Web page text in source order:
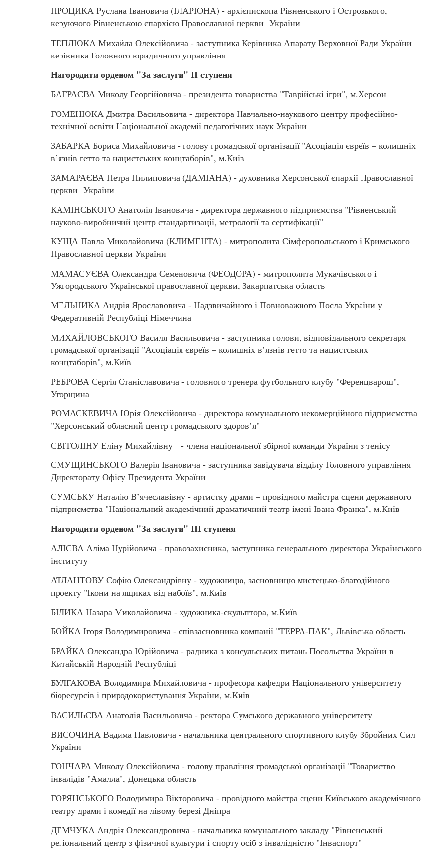
ПРОЦИКА Руслана Івановича (ІЛАРІОНА) - архієпископа Рівненського і Острозького,
керуючого Рівненською єпархією Православної церкви України
ТЕПЛЮКА Михайла Олексійовича - заступника Керівника Апарату Верховної Ради України –
керівника Головного юридичного управління
Нагородити орденом "За заслуги" ІІ ступеня
БАГРАЄВА Миколу Георгійовича - президента товариства "Таврійські ігри", м.Херсон
ГОМЕНЮКА Дмитра Васильовича - директора Навчально-наукового центру професійно-
технічної освіти Національної академії педагогічних наук України
ЗАБАРКА Бориса Михайловича - голову громадської організації "Асоціація євреїв – колишніх
в’язнів гетто та нацистських концтаборів", м.Київ
ЗАМАРАЄВА Петра Пилиповича (ДАМІАНА) - духовника Херсонської єпархії Православної
церкви України
КАМІНСЬКОГО Анатолія Івановича - директора державного підприємства "Рівненський
науково-виробничий центр стандартизації, метрології та сертифікації"
КУЩА Павла Миколайовича (КЛИМЕНТА) - митрополита Сімферопольського і Кримського
Православної церкви України
МАМАСУЄВА Олександра Семеновича (ФЕОДОРА) - митрополита Мукачівського і
Ужгородського Української православної церкви, Закарпатська область
МЕЛЬНИКА Андрія Ярославовича - Надзвичайного і Повноважного Посла України у
Федеративній Республіці Німеччина
МИХАЙЛОВСЬКОГО Василя Васильовича - заступника голови, відповідального секретаря
громадської організації "Асоціація євреїв – колишніх в’язнів гетто та нацистських
концтаборів", м.Київ
РЕБРОВА Сергія Станіславовича - головного тренера футбольного клубу "Ференцварош",
Угорщина
РОМАСКЕВИЧА Юрія Олексійовича - директора комунального некомерційного підприємства
"Херсонський обласний центр громадського здоров’я"
СВІТОЛІНУ Еліну Михайлівну - члена національної збірної команди України з тенісу
СМУЩИНСЬКОГО Валерія Івановича - заступника завідувача відділу Головного управління
Директорату Офісу Президента України
СУМСЬКУ Наталію В’ячеславівну - артистку драми – провідного майстра сцени державного
підприємства "Національний академічний драматичний театр імені Івана Франка", м.Київ
Нагородити орденом "За заслуги" ІІІ ступеня
АЛІЄВА Аліма Нурійовича - правозахисника, заступника генерального директора Українського
інституту
АТЛАНТОВУ Софію Олександрівну - художницю, засновницю мистецько-благодійного
проекту "Ікони на ящиках від набоїв", м.Київ
БІЛИКА Назара Миколайовича - художника-скульптора, м.Київ
БОЙКА Ігоря Володимировича - співзасновника компанії "ТЕРРА-ПАК", Львівська область
БРАЙКА Олександра Юрійовича - радника з консульських питань Посольства України в
Китайській Народній Республіці
БУЛГАКОВА Володимира Михайловича - професора кафедри Національного університету
біоресурсів і природокористування України, м.Київ
ВАСИЛЬЄВА Анатолія Васильовича - ректора Сумського державного університету
ВИСОЧИНА Вадима Павловича - начальника центрального спортивного клубу Збройних Сил
України
ГОНЧАРА Миколу Олексійовича - голову правління громадської організації "Товариство
інвалідів "Амалла", Донецька область
ГОРЯНСЬКОГО Володимира Вікторовича - провідного майстра сцени Київського академічного
театру драми і комедії на лівому березі Дніпра
ДЕМЧУКА Андрія Олександровича - начальника комунального закладу "Рівненський
регіональний центр з фізичної культури і спорту осіб з інвалідністю "Інваспорт"